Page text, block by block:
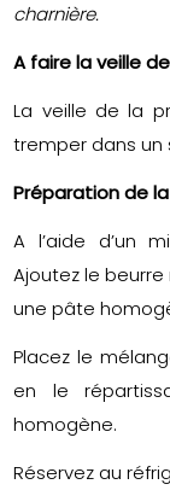
charnière.
A faire la veille
La veille de la
tremper dans un
Préparation de
A l’aide d’un
Ajoutez le
une pâte
Placez le
en le
homogène.
Réservez au